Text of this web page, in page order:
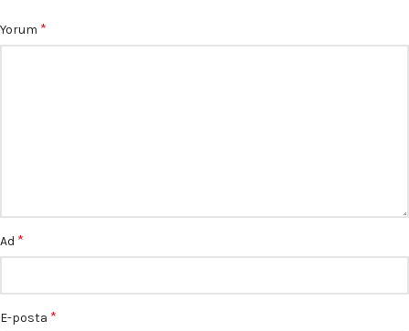
Yorum *
Ad *
E-posta *